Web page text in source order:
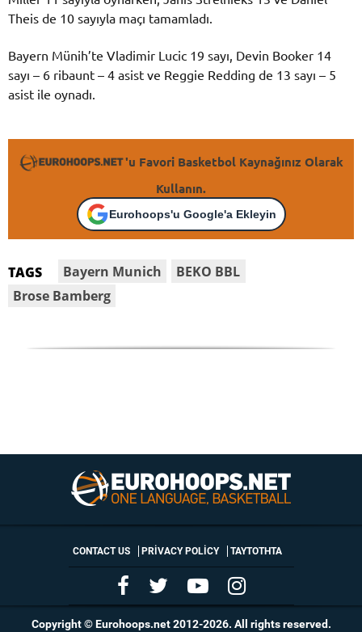
Theis de 10 sayıyla maçı tamamladı.
Bayern Münih’te Vladimir Lucic 19 sayı, Devin Booker 14
sayı – 6 ribaunt – 4 asist ve Reggie Redding de 13 sayı – 5
asist ile oynadı.
'u Favori Basketbol Kaynağınız Olarak
Kullanın.
Eurohoops'u Google'a Ekleyin
TAGS Bayern Munich
BEKO BBL
Brose Bamberg
CONTACT US PRIVACY POLICY ΤΑΥΤΟΤΗΤΑ
Copyright © Eurohoops.net 2012-2026. All rights reserved.